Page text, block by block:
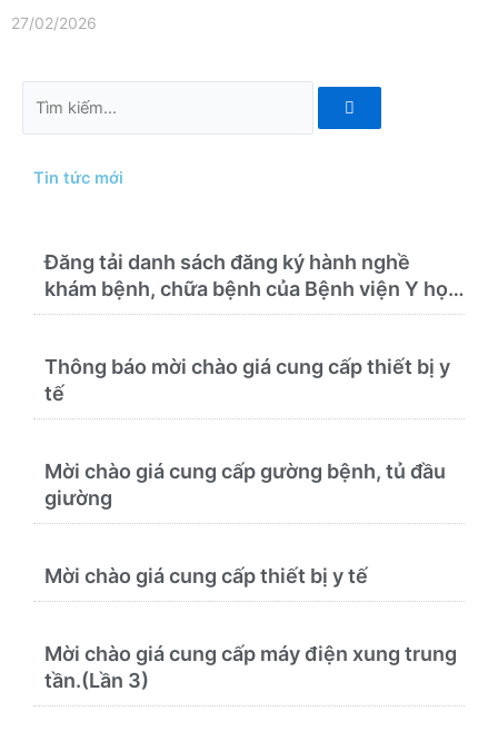
27/02/2026
kiếm
Tin tức mới
Đăng tải danh sách đăng ký hành nghề
khám bệnh, chữa bệnh của Bệnh viện Y học
cổ truyền và Phục hồi chức năng Quy Nhơn
Thông báo mời chào giá cung cấp thiết bị y
tế
Mời chào giá cung cấp gường bệnh, tủ đầu
giường
Mời chào giá cung cấp thiết bị y tế
Mời chào giá cung cấp máy điện xung trung
tần.(Lần 3)